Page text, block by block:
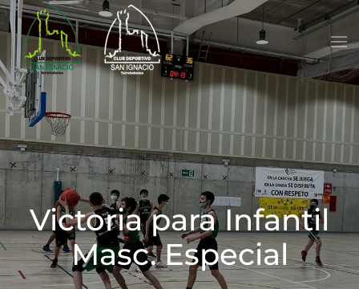
Skip to main content
Victoria para Infantil
Masc. Especial